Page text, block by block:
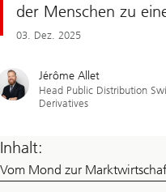
der Menschen zu
03. Dez. 2025
Jérôme Allet
Head Public Distribution
Derivatives
Inhalt:
Vom Mond zur